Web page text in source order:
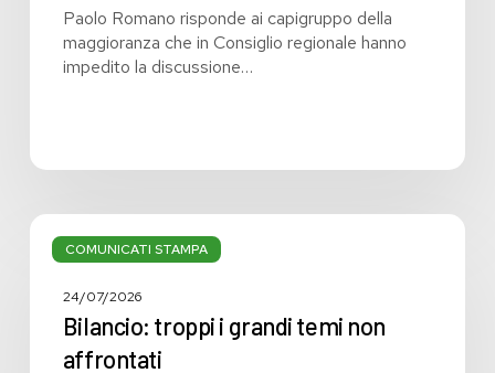
Paolo Romano risponde ai capigruppo della
maggioranza che in Consiglio regionale hanno
impedito la discussione…
COMUNICATI STAMPA
Bilancio:
troppi
grandi24/07/2026
Bilancio: troppi i grandi temi non
affrontati